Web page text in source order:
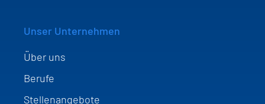
Unser Unternehmen
Über uns
Berufe
Stellenangebote